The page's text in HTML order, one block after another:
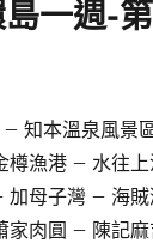
一週-
知本溫泉風景
樽漁港 – 水往
加母子灣 – 海
家肉圓 – 陳記